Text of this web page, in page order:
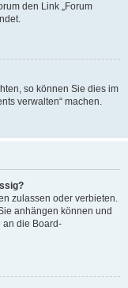
den Link „Forum
so können Sie dies im
verwalten“ machen.
zulassen oder verbieten.
anhängen können und
an die Board-